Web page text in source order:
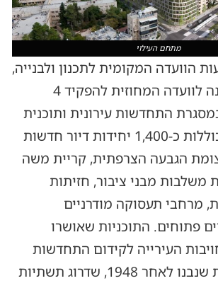
מתחם העילוי
הוועדה המקומית לתכנון ולבנייה,
המליצה באחרונה לוועדה המחוזית להפקיד 4
מהן 3 במסגרת התחדשות עירונית ותוכנית
בנייה חדשה, הכוללות כ-1,400 יחידות דיור חדשות
הגבעה הצרפתית, קריית משה
משלבות מבני ציבור, חזיתות
מרחבי תעסוקה מודרניים
פתוחים. התוכניות שאושרו
העירייה לקידום התחדשות
עירונית בשכונות שנבנו לאחר 1948, שדרוג תשתיות